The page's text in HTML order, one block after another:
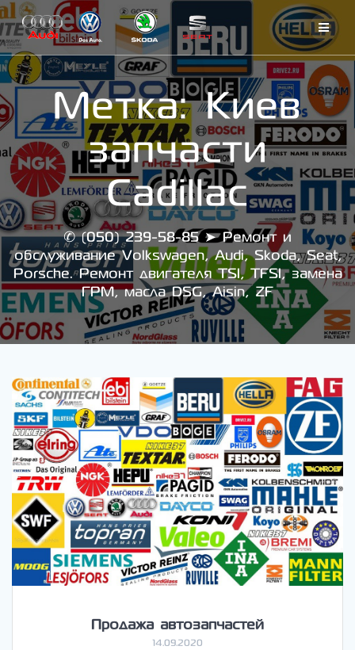
to
content
Метка:Киев
запчасти
Cadillac
✆ (050) 239-58-85 ➤ Ремонт и
обслуживание Volkswagen, Audi, Skoda, Seat,
Porsche. Ремонт двигателя TSI, TFSI, замена
ГРМ, масла DSG, Aisin, ZF
Продажа автозапчастей
14.09.2020